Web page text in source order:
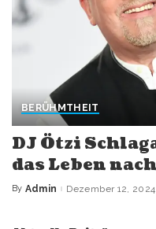
BERÜHMTHEIT
DJ Ötzi
das Leben
Posted
By Admin Dezember 12, 2024